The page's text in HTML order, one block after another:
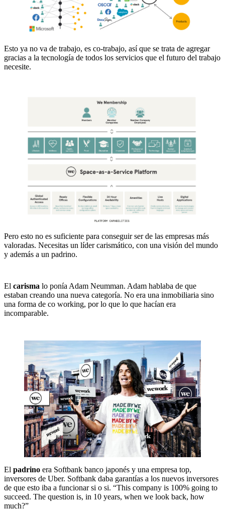
Esto ya no va de trabajo, es co-trabajo, así que se trata de agregar
gracias a la tecnología de todos los servicios que el futuro del trabajo
necesite.
Pero esto no es suficiente para conseguir ser de las empresas más
valoradas. Necesitas un líder carismático, con una visión del mundo
y además a un padrino.
El carisma lo ponía Adam Neumman. Adam hablaba de que
estaban creando una nueva categoría. No era una inmobiliaria sino
una forma de co working, por lo que lo que hacían era
incomparable.
El padrino era Softbank banco japonés y una empresa top,
inversores de Uber. Softbank daba garantías a los nuevos inversores
de que esto iba a funcionar si o si. “This company is 100% going to
succeed. The question is, in 10 years, when we look back, how
much?”